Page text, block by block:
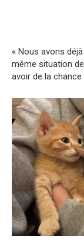
« Nous avons
même situation
avoir de la chance